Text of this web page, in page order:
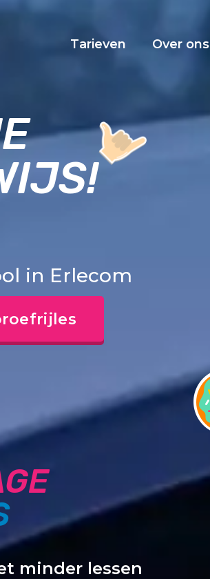
Tarieven Over ons
in Erlecom
minder lessen